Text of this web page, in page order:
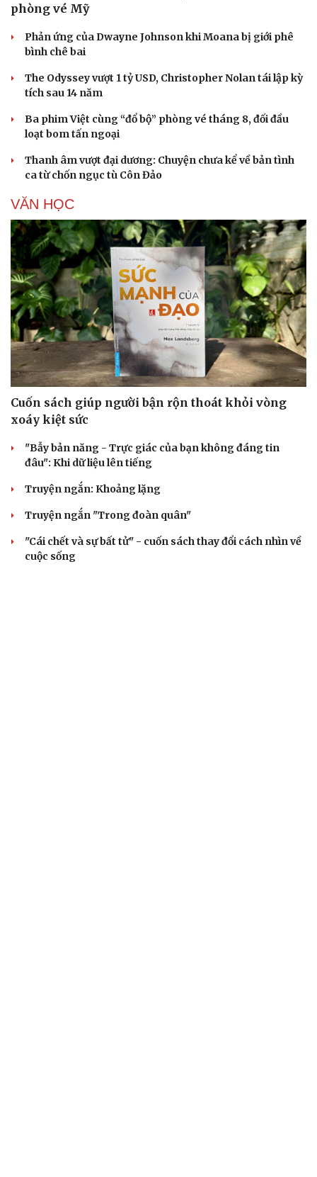
phòng vé Mỹ
Phản ứng của Dwayne Johnson khi Moana bị giới phê
bình chê bai
The Odyssey vượt 1 tỷ USD, Christopher Nolan tái lập kỳ
tích sau 14 năm
Ba phim Việt cùng “đổ bộ” phòng vé tháng 8, đối đầu
loạt bom tấn ngoại
Thanh âm vượt đại dương: Chuyện chưa kể về bản tình
ca từ chốn ngục tù Côn Đảo
VĂN HỌC
Cuốn sách giúp người bận rộn thoát khỏi vòng
xoáy kiệt sức
"Bẫy bản năng - Trực giác của bạn không đáng tin
đâu": Khi dữ liệu lên tiếng
Truyện ngắn: Khoảng lặng
Truyện ngắn "Trong đoàn quân"
"Cái chết và sự bất tử" - cuốn sách thay đổi cách nhìn về
cuộc sống